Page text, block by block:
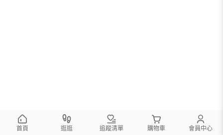
首頁 逛逛 追蹤清單 購物車 會員中心